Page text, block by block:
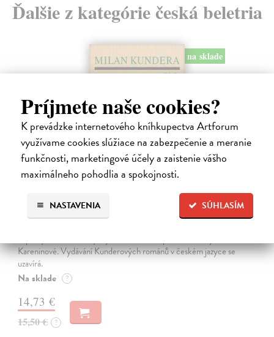
Príjmete naše cookies?
K prevádzke internetového kníhkupectva Artforum
využívame cookies slúžiace na zabezpečenie a meranie
funkčnosti, marketingové účely a zaistenie vášho
maximálneho pohodlia a spokojnosti.
SÚHLASÍM
NASTAVENIA
Ďalšie z kategórie česká beletria
na sklade
Pomalost
Kundera Milan| Kniha
Kareninové. Vydávání Kunderových románů v českém jazyce se
uzavírá.
Na sklade ?
14,73 €
15,50 € ?